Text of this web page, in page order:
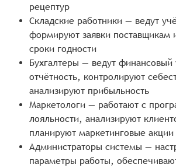
рецептур
Складские работники — ведут
формируют заявки поставщикам
сроки годности
Бухгалтеры — ведут
отчётность, контролируют
анализируют прибыльность
Маркетологи — работают с
лояльности, анализируют
планируют маркетинговые акции
Администраторы системы —
параметры работы,